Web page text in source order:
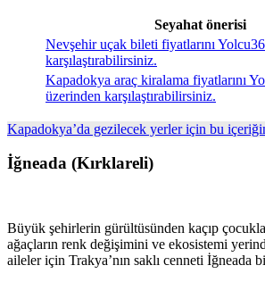
Seyahat önerisi
Nevşehir uçak bileti fiyatlarını
karşılaştırabilirsiniz.
Kapadokya araç kiralama fiyatlarını
üzerinden karşılaştırabilirsiniz.
Kapadokya’da gezilecek yerler için bu
İğneada (Kırklareli)
Büyük şehirlerin gürültüsünden kaçıp
ağaçların renk değişimini ve ekosistemi
aileler için Trakya’nın saklı cenneti İğneada